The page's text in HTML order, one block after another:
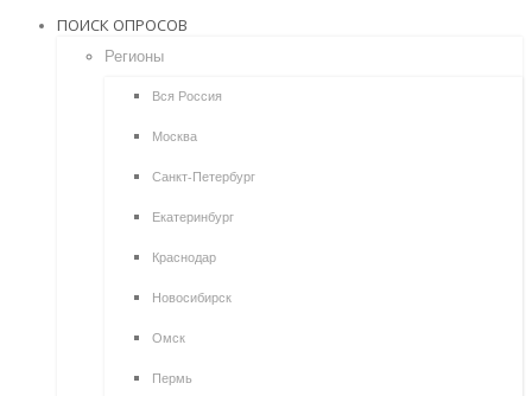
ПОИСК ОПРОСОВ
Регионы
Вся Россия
Москва
Санкт-Петербург
Екатеринбург
Краснодар
Новосибирск
Омск
Пермь